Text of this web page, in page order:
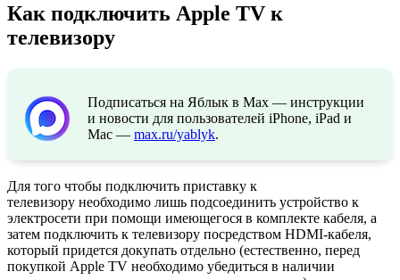
Как подключить Apple TV к
телевизору
Подписаться на Яблык в Max — инструкции
и новости для пользователей iPhone, iPad и
Mac — max.ru/yablyk.
Для того чтобы подключить приставку к
телевизору необходимо лишь подсоединить устройство к
электросети при помощи имеющегося в комплекте кабеля, а
затем подключить к телевизору посредством HDMI-кабеля,
который придется докупать отдельно (естественно, перед
покупкой Apple TV необходимо убедиться в наличии